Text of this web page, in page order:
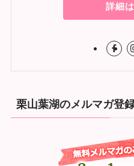
詳細
栗山葉湖のメルマガ登